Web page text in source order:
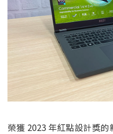
榮獲 2023 年紅點設計獎